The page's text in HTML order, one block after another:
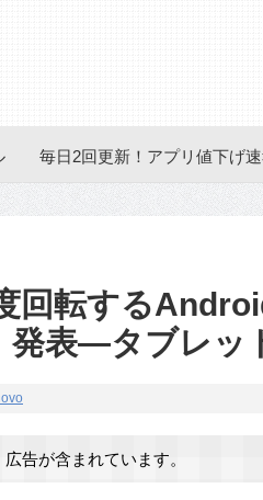
毎日2回更新！アプリ値下げ
回転する
発表―タブレッ
告が含まれています。